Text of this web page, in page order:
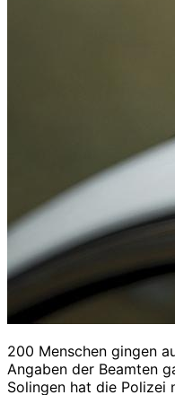
200 Menschen gingen
Angaben der Beamten
Solingen hat die Polizei